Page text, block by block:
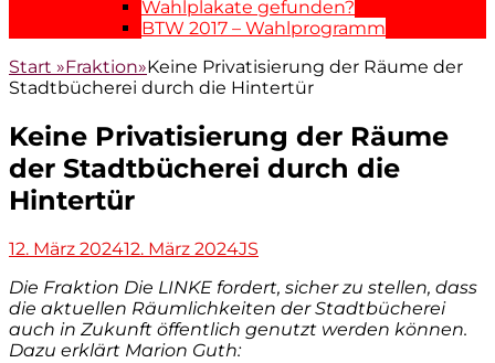
Wahlplakate gefunden?
BTW 2017 – Wahlprogramm
Start »Fraktion»Keine Privatisierung der Räume der
Stadtbücherei durch die Hintertür
Keine Privatisierung der Räume
der Stadtbücherei durch die
Hintertür
Veröffentlicht
12. März 202412. März 2024Autor
JS
Die Fraktion Die LINKE fordert, sicher zu stellen, dass
die aktuellen Räumlichkeiten der Stadtbücherei
auch in Zukunft öffentlich genutzt werden können.
Dazu erklärt Marion Guth: